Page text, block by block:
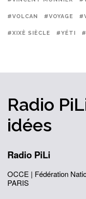
#VOLCAN #VOYAGE
#XIXÈ SIÈCLE #YÉTI
Radio
idées
Radio PiLi
OCCE | Fédération
PARIS